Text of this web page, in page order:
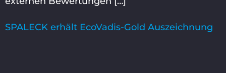
SPALECK erhält EcoVadis-Gold Auszeichnung